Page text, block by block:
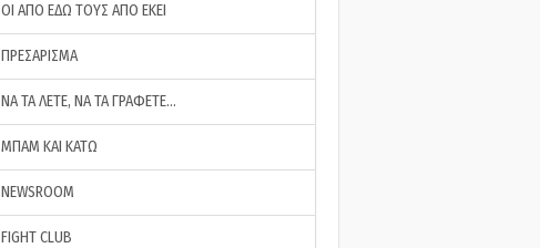
ΟΙ ΑΠΟ ΕΔΩ ΤΟΥΣ ΑΠΟ ΕΚΕΙ
ΠΡΕΣΑΡΙΣΜΑ
ΝΑ ΤΑ ΛΕΤΕ, ΝΑ ΤΑ ΓΡΑΦΕΤΕ…
ΜΠΑΜ ΚΑΙ ΚΑΤΩ
NEWSROOM
FIGHT CLUB